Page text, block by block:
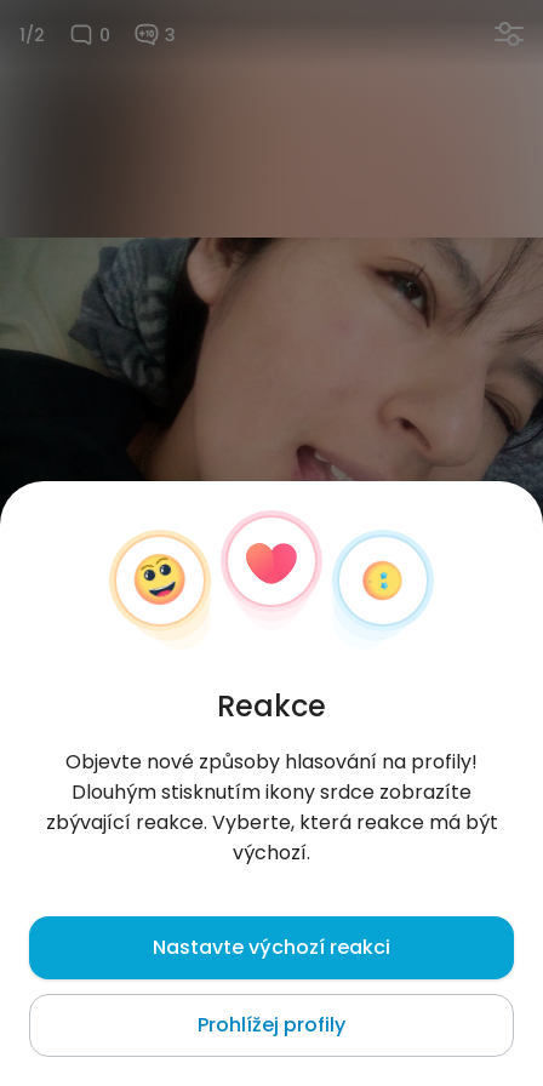
1/2 0 3
Anirak , 26
Las Lomas
O mně
Reakce
Objevte nové způsoby hlasování na profily!
Dlouhým stisknutím ikony srdce zobrazíte
zbývající reakce. Vyberte, která reakce má být
výchozí.
Nastavte výchozí reakci
Prohlížej profily